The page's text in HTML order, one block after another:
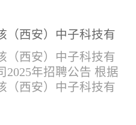
》(见附件2）并如实
并将《应聘人员登记
本人学历学位证书和
件扫描件发送至报名
安石油大学测控技术
西安石油大学通信工
3王小明男1981年11月
安石油大学测控技术
（西安）中子科技有
2025年招聘公告
（西安）中子科技有
2025年招聘公告 根据
（西安）中子科技有